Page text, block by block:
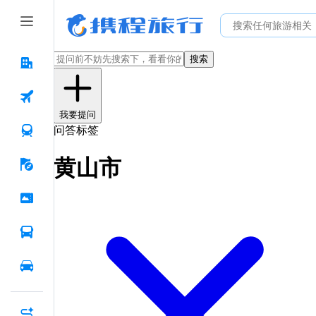
搜索
我要提问
问答标签
黄山市